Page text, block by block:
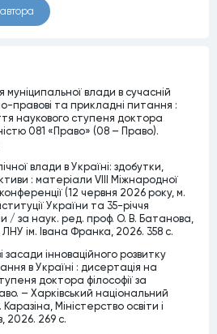
муніципальної влади в сучасній
правові та прикладні питання :
наукового ступеня доктора
081 «Право» (08 – Право).
влади в Україні: здобутки,
: матеріали VІІІ Міжнародної
(12 червня 2026 року, м.
України та 35-річчя
/ за наук. ред. проф. О. В. Батанова,
ЛНУ ім. Івана Франка, 2026. 358 с.
інноваційного розвитку
в Україні : дисертація на
доктора філософії за
– Харківський національний
Міністерство освіти і
2026. 269 c.